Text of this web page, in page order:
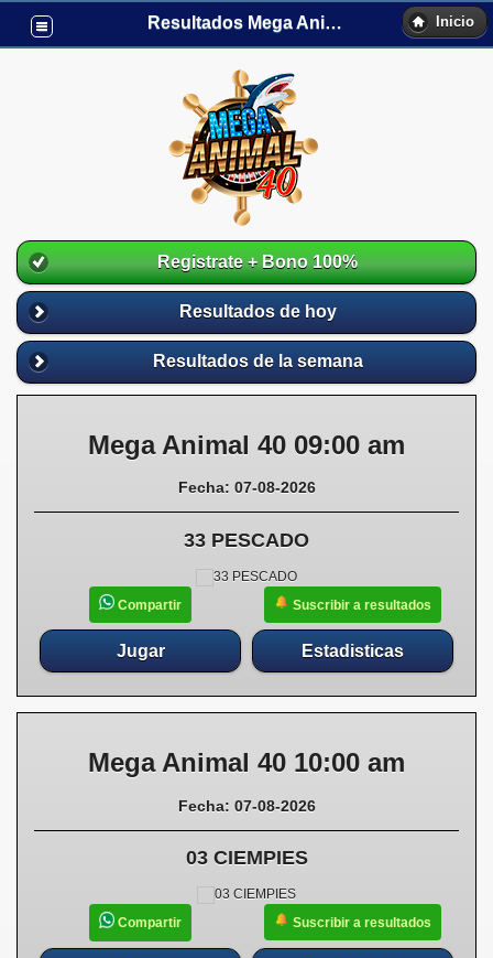
Resultados Mega Animal40 Inicio
Registrate + Bono 100%
Resultados de hoy
Resultados de la semana
Mega Animal 40 09:00 am
Fecha: 07-08-2026
33 PESCADO
Compartir Suscribir a resultados
Jugar Estadisticas
Mega Animal 40 10:00 am
Fecha: 07-08-2026
03 CIEMPIES
Compartir Suscribir a resultados